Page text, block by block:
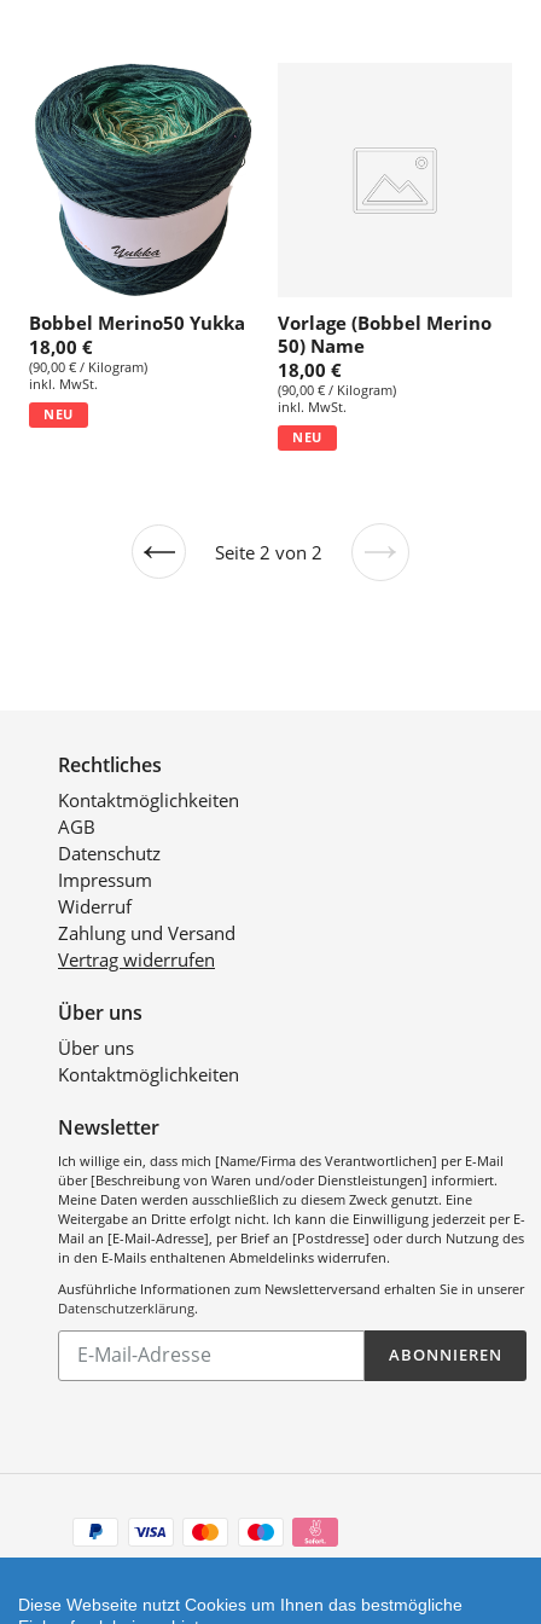
Bobbel Merino50 Yukka
18,00 €
(90,00 € / Kilogram)
inkl. MwSt.
NEU
Vorlage (Bobbel Merino
50) Name
18,00 €
(90,00 € / Kilogram)
inkl. MwSt.
NEU
VorherigeSeite 2 von 2
Nächste
Rechtliches
Kontaktmöglichkeiten
AGB
Datenschutz
Impressum
Widerruf
Zahlung und Versand
Vertrag widerrufen
Über uns
Über uns
Kontaktmöglichkeiten
Newsletter
Ich willige ein, dass mich [Name/Firma des Verantwortlichen] per E-Mail
über [Beschreibung von Waren und/oder Dienstleistungen] informiert.
Meine Daten werden ausschließlich zu diesem Zweck genutzt. Eine
Weitergabe an Dritte erfolgt nicht. Ich kann die Einwilligung jederzeit per E-
Mail an [E-Mail-Adresse], per Brief an [Postdresse] oder durch Nutzung des
in den E-Mails enthaltenen Abmeldelinks widerrufen.
Ausführliche Informationen zum Newsletterversand erhalten Sie in unserer
Datenschutzerklärung.
Abonnieren
unsere
ABONNIEREN
Zahlungsarten
FacebookInstagram
Diese Webseite nutzt Cookies um Ihnen das bestmögliche